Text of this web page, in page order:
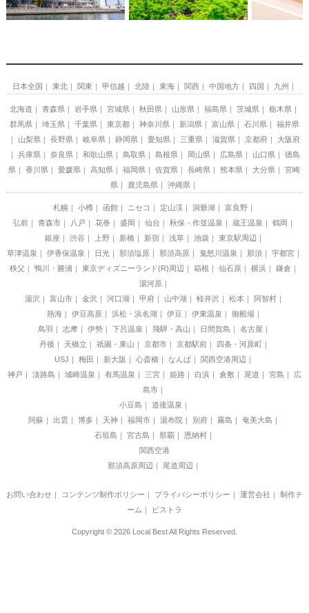
日本全国 東北 関東 甲信越 北陸 東海 関西 中国地方 四国 九州
北海道 青森県 岩手県 宮城県 秋田県 山形県 福島県 茨城県
栃木県
群馬県
埼玉県 千葉県 東京都 神奈川県 新潟県 富山県 石川県
福井県
山梨県
長野県 岐阜県 静岡県 愛知県 三重県 滋賀県 京都府
大阪府
兵庫県
奈良県 和歌山県 鳥取県 島根県 岡山県 広島県 山口県
徳島
県
香川県 愛媛県 高知県 福岡県 佐賀県 長崎県 熊本県 大分県
宮崎
県
鹿児島県 沖縄県
札幌 小樽 函館 ニセコ 定山渓 洞爺湖
富良野
弘前
青森市 八戸 花巻 盛岡 仙台 秋保・作並温泉 蔵王温泉
鶴岡
銀座
渋谷 上野 新橋 新宿 浅草 池袋
東京駅周辺
草津温泉
伊香保温泉 日光 那須塩原 那須高原 鬼怒川温泉 那須
宇都宮
秩父
鴨川・勝浦 東京ディズニーランド(R)周辺 箱根 仙石原 横浜
鎌倉
湯河原
湯沢
富山市 金沢 河口湖 甲府 山中湖 軽井沢 松本
阿智村
熱海
伊豆高原 浜松・浜名湖 伊豆 伊東温泉
御殿場
鳥羽
志摩 伊勢 下呂温泉 飛騨・高山 日間賀島
名古屋
丹後
天橋立 祇園・東山 京都市 京都駅前
四条・河原町
USJ
梅田 新大阪 心斎橋 なんば
関西空港周辺
神戸
淡路島 城崎温泉 有馬温泉 三宮 姫路 白浜 倉敷 尾道 宮島
広
島市
小豆島
道後温泉
阿蘇
出雲 博多 天神 福岡市 湯布院 別府 霧島
奄美大島
石垣島
宮古島 那覇
恩納村
関西空港
那須高原周辺
尾道周辺
お問い合わせ｜ コンテンツ制作ポリシー ｜ プライバシーポリシー ｜ 運営会社 ｜ 制作チ
ーム ｜ ビストラ
Copyright © 2026 Local Best All Rights Reserved.